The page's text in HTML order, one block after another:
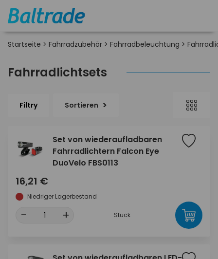
Startseite > Fahrradzubehör > Fahrradbeleuchtung >
Fahrradlichtsets
Filtry Sortieren
Set von wiederaufladbaren
Fahrradlichtern Falcon Eye
DuoVelo FBS0113
16,21 €
Niedriger Lagerbestand
- + Stück